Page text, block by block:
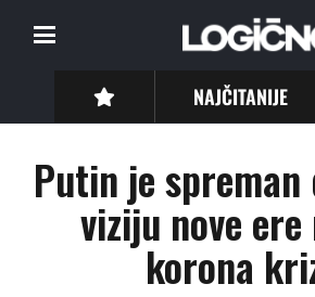
NAJČITANIJE
Putin je spreman
viziju nove ere
korona